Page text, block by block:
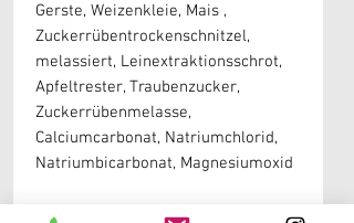
Gerste, Weizenkleie, Mais ,
Zuckerrübentrockenschnitzel,
melassiert, Leinextraktionsschrot,
Apfeltrester, Traubenzucker,
Zuckerrübenmelasse,
Calciumcarbonat, Natriumchlorid,
Natriumbicarbonat, Magnesiumoxid